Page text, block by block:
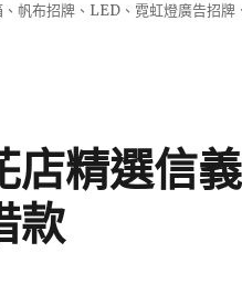
帆布招牌、LED、霓虹燈廣告招
店精選信
款